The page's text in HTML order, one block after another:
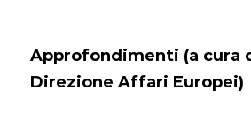
Approfondimenti (a cura
Direzione Affari Europei)